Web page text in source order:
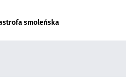
smoleńska